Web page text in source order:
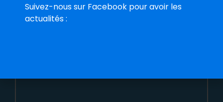
Suivez-nous sur Facebook pour avoir les
actualités :